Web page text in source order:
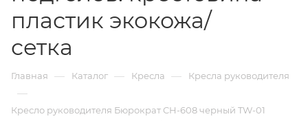
пластик экокожа/
сетка
Главная — Каталог — Кресла — Кресла руководителя
—
Кресло руководителя Бюрократ CH-608 черный TW-01